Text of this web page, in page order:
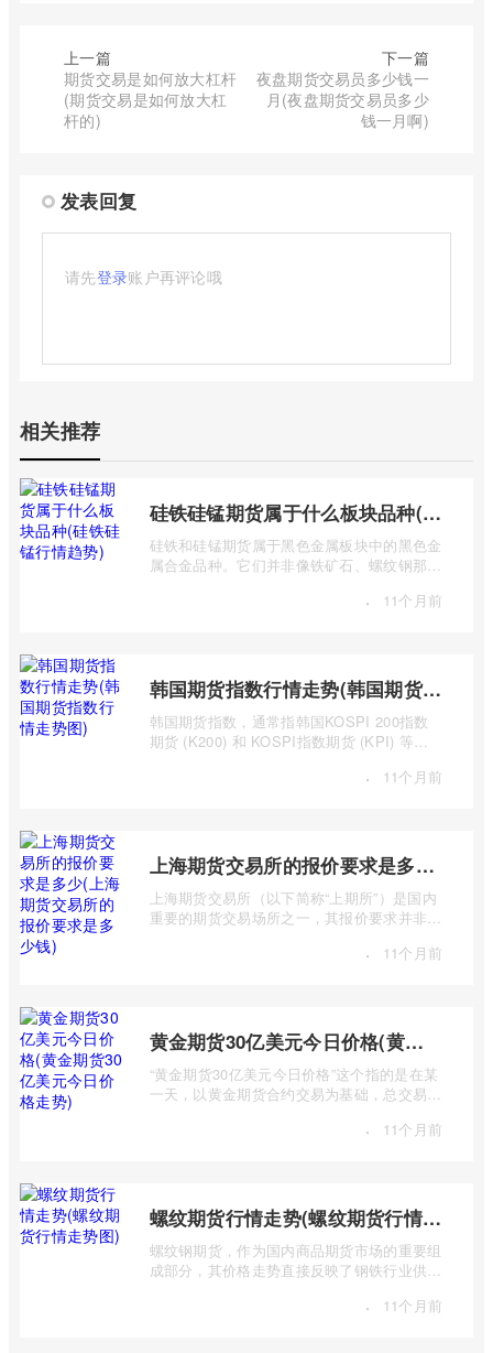
上一篇
期货交易是如何放大杠杆
(期货交易是如何放大杠
杆的)
下一篇
夜盘期货交易员多少钱一
月(夜盘期货交易员多少
钱一月啊)
发表回复
请先登录账户再评论哦
相关推荐
硅铁硅锰期货属于什么板块品种(硅铁硅锰行情趋势)
硅铁和硅锰期货属于黑色金属板块中的黑色金
属合金品种。它们并非像铁矿石、螺纹钢那样
· 11个月前
韩国期货指数行情走势(韩国期货指数行情走势图)
韩国期货指数，通常指韩国KOSPI 200指数
期货 (K200) 和 KOSPI指数期货 (KPI) 等主
· 11个月前
上海期货交易所的报价要求是多少(上海期货交易所的报价要求是多少钱)
上海期货交易所（以下简称“上期所”）是国内
重要的期货交易场所之一，其报价要求并非一
· 11个月前
黄金期货30亿美元今日价格(黄金期货30亿美元今日价格走势)
“黄金期货30亿美元今日价格”这个指的是在某
一天，以黄金期货合约交易为基础，总交易价
· 11个月前
螺纹期货行情走势(螺纹期货行情走势图)
螺纹钢期货，作为国内商品期货市场的重要组
成部分，其价格走势直接反映了钢铁行业供需
· 11个月前